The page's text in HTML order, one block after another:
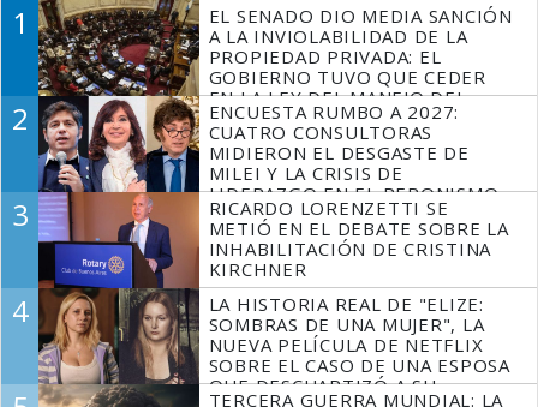
1
EL SENADO DIO MEDIA SANCIÓN
A LA INVIOLABILIDAD DE LA
PROPIEDAD PRIVADA: EL
GOBIERNO TUVO QUE CEDER
EN LA LEY DEL MANEJO DEL
FUEGO
2
ENCUESTA RUMBO A 2027:
CUATRO CONSULTORAS
MIDIERON EL DESGASTE DE
MILEI Y LA CRISIS DE
LIDERAZGO EN EL PERONISMO
3
RICARDO LORENZETTI SE
METIÓ EN EL DEBATE SOBRE LA
INHABILITACIÓN DE CRISTINA
KIRCHNER
4
LA HISTORIA REAL DE "ELIZE:
SOMBRAS DE UNA MUJER", LA
NUEVA PELÍCULA DE NETFLIX
SOBRE EL CASO DE UNA ESPOSA
QUE DESCUARTIZÓ A SU
TERCERA GUERRA MUNDIAL: LA